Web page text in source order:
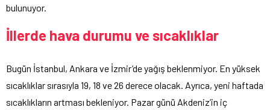
bulunuyor.
İllerde hava durumu ve sıcaklıklar
Bugün İstanbul, Ankara ve İzmir’de yağış beklenmiyor. En yüksek
sıcaklıklar sırasıyla 19, 18 ve 26 derece olacak. Ayrıca, yeni haftada
sıcaklıkların artması bekleniyor. Pazar günü Akdeniz’in iç